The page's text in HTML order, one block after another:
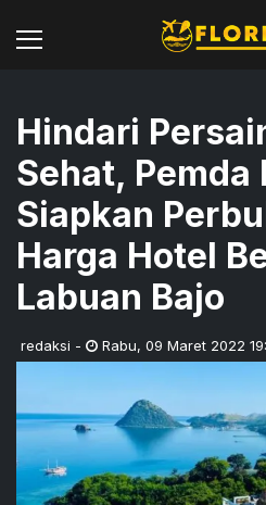
Hindari
Sehat, Pemda
Siapkan
Harga Hotel
Labuan Bajo
redaksi - Rabu, 09 Maret 2022